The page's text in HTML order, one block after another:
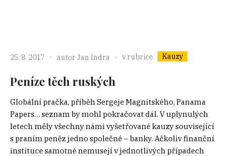
25. 8. 2017 autor Jan Indra v rubrice Kauzy
Peníze těch ruských
Globální pračka, příběh Sergeje Magnitského, Panama
Papers… seznam by mohl pokračovat dál. V uplynulých
letech měly všechny námi vyšetřované kauzy související
s praním peněz jedno společné – banky. Ačkoliv finanční
instituce samotné nemusejí v jednotlivých případech